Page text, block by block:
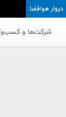
دیوار هوافضا
شرکت‌ها و